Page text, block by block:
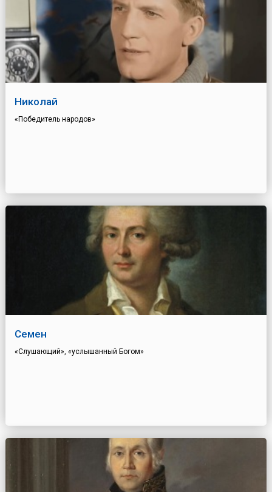
Николай
«Победитель народов»
Семен
«Слушающий», «услышанный Богом»